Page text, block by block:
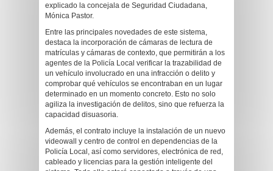
explicado la concejala de Seguridad Ciudadana,
Mónica Pastor.
Entre las principales novedades de este sistema,
destaca la incorporación de cámaras de lectura de
matrículas y cámaras de contexto, que permitirán a los
agentes de la Policía Local verificar la trazabilidad de
un vehículo involucrado en una infracción o delito y
comprobar qué vehículos se encontraban en un lugar
determinado en un momento concreto. Esto no solo
agiliza la investigación de delitos, sino que refuerza la
capacidad disuasoria.
Además, el contrato incluye la instalación de un nuevo
videowall y centro de control en dependencias de la
Policía Local, así como servidores, electrónica de red,
cableado y licencias para la gestión inteligente del